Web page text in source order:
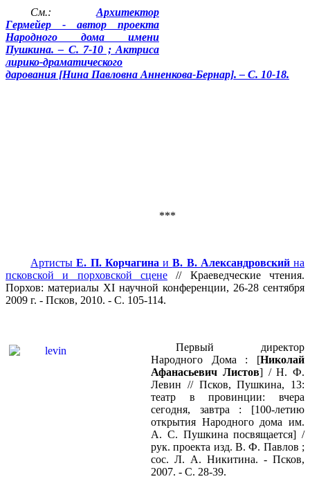
См.: Архитектор
Гермейер - автор проекта
Народного дома имени
Пушкина. – С. 7-10 ; Актриса
лирико-драматического
дарования [Нина Павловна Анненкова-Бернар]. – С. 10-18.
***
АртистыЕ. П. Корчагина иВ. В. Александровскийна
псковской и порховской сцене // Краеведческие чтения.
Порхов: материалы XI научной конференции, 26-28 сентября
2009 г. - Псков, 2010. - С. 105-114.
Первый директор
Народного Дома : [Николай
Афанасьевич Листов] / Н. Ф.
Левин // Псков, Пушкина, 13:
театр в провинции: вчера
сегодня, завтра : [100-летию
открытия Народного дома им.
А. С. Пушкина посвящается] /
рук. проекта изд. В. Ф. Павлов ;
сос. Л. А. Никитина. - Псков,
2007. - С. 28-39.